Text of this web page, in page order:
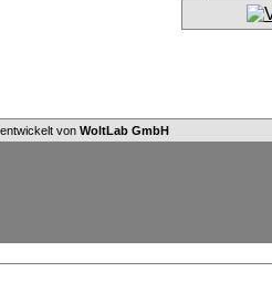
, entwickelt von WoltLab GmbH